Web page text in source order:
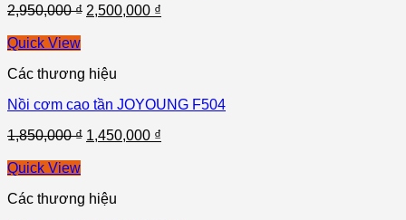
2,950,000₫ 2,500,000 ₫
Quick View
Các thương hiệu
Nồi cơm cao tần JOYOUNG F504
1,850,000₫ 1,450,000 ₫
Quick View
Các thương hiệu